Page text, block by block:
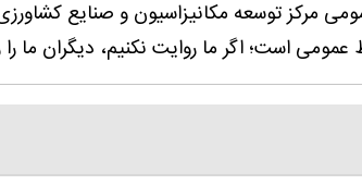
مرکز توسعه مکانیزاسیون و صنایع
است؛ اگر ما روایت نکنیم، دیگران ما